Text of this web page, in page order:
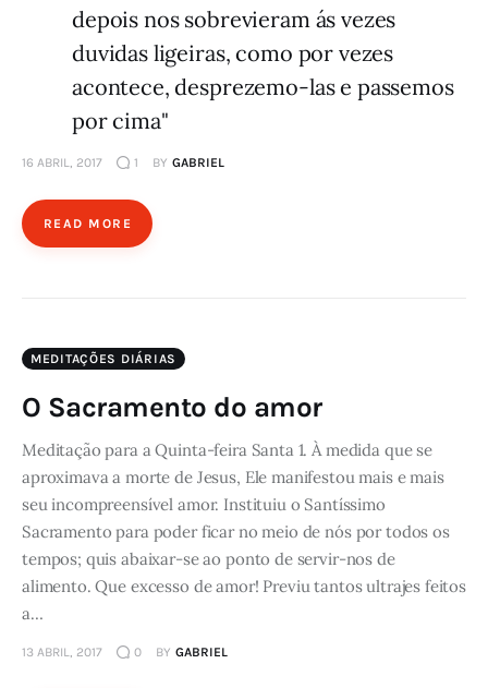
depois nos sobrevieram ás vezes
duvidas ligeiras, como por vezes
acontece, desprezemo-las e passemos
por cima"
16 ABRIL, 2017 1 BY GABRIEL
READ MORE
MEDITAÇÕES DIÁRIAS
O Sacramento do amor
Meditação para a Quinta-feira Santa 1. À medida que se
aproximava a morte de Jesus, Ele manifestou mais e mais
seu incompreensível amor. Instituiu o Santíssimo
Sacramento para poder ficar no meio de nós por todos os
tempos; quis abaixar-se ao ponto de servir-nos de
alimento. Que excesso de amor! Previu tantos ultrajes feitos
a…
13 ABRIL, 2017 0 BY GABRIEL